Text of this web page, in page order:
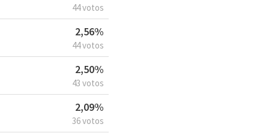
44 votos
2,56%
44 votos
2,50%
43 votos
2,09%
36 votos